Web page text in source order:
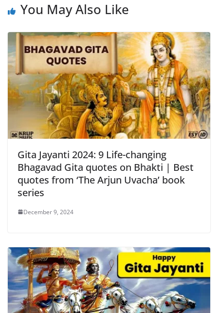
You May Also Like
Gita Jayanti 2024: 9 Life-changing
Bhagavad Gita quotes on Bhakti | Best
quotes from ‘The Arjun Uvacha’ book
series
December 9, 2024